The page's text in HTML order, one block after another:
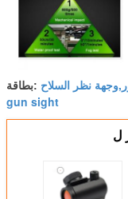
بطاقة: نظر السلاح
gun sight
ل